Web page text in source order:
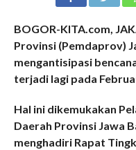
BOGOR-KITA.com,
Provinsi (Pemdaprov)
mengantisipasi
terjadi lagi pada
Hal ini dikemukakan P
Daerah Provinsi Jawa
menghadiri Rapat